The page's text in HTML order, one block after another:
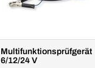
Multifunktionsprüfgerät
6/12/24 V